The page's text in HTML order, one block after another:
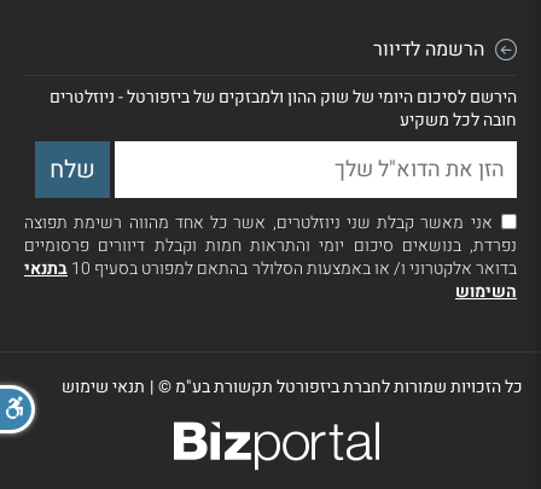
הרשמה לדיוור
הירשם לסיכום היומי של שוק ההון ולמבזקים של ביזפורטל - ניוזלטרים
חובה לכל משקיע
אני מאשר קבלת שני ניוזלטרים, אשר כל אחד מהווה רשימת תפוצה
נפרדת, בנושאים סיכום יומי והתראות חמות וקבלת דיוורים פרסומיים
בדואר אלקטרוני ו/ או באמצעות הסלולר בהתאם למפורט בסעיף 10
בתנאי
השימוש
כל הזכויות שמורות לחברת ביזפורטל תקשורת בע"מ ©| תנאי שימוש